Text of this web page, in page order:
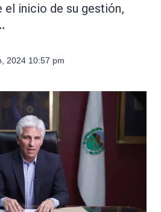
el inicio de su gestión,
2024 10:57 pm